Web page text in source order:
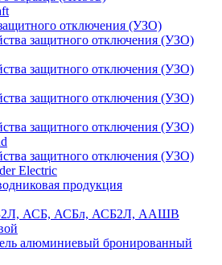
отключения (УЗО)
защитного отключения (УЗО)
защитного отключения (УЗО)
защитного отключения (УЗО)
защитного отключения (УЗО)
защитного отключения (УЗО)
Electric
продукция
АСБ, АСБл, АСБ2Л, ААШВ
алюминиевый бронированный